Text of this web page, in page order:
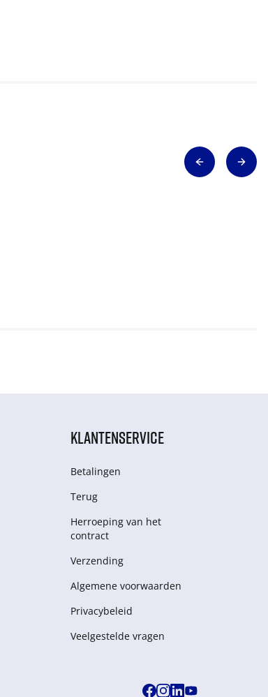
KLANTENSERVICE
Betalingen
Terug
Herroeping van het
contract
Verzending
Algemene voorwaarden
Privacybeleid
Veelgestelde vragen